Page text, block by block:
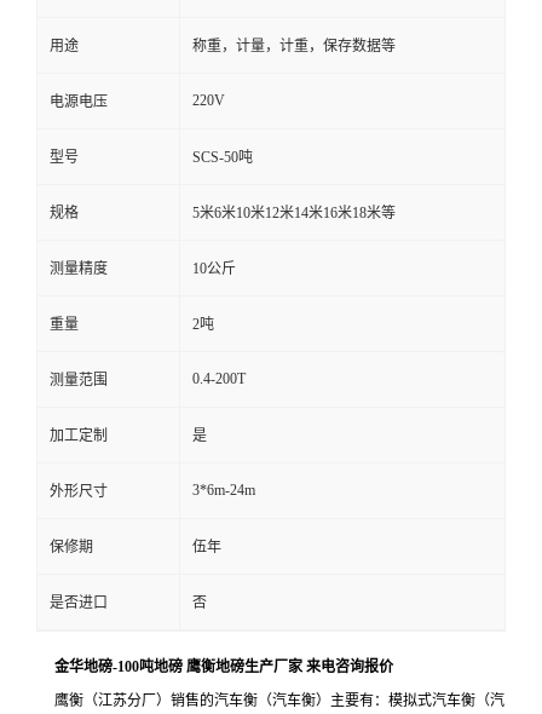
用途 称重，计量，计重，保存数据等
电源电压 220V
型号 SCS-50吨
规格 5米6米10米12米14米16米18米等
测量精度 10公斤
重量 2吨
测量范围 0.4-200T
加工定制 是
外形尺寸 3*6m-24m
保修期 伍年
是否进口 否
金华地磅-100吨地磅 鹰衡地磅生产厂家 来电咨询报价
鹰衡（江苏分厂）销售的汽车衡（汽车衡）主要有：模拟式汽车衡（汽